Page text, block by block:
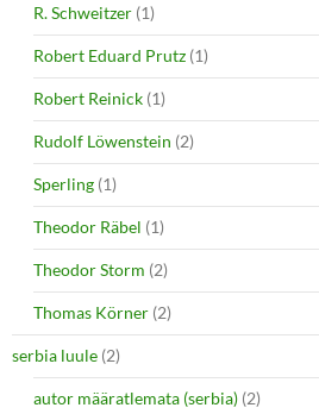
R. Schweitzer (1)
Robert Eduard Prutz (1)
Robert Reinick (1)
Rudolf Löwenstein (2)
Sperling (1)
Theodor Räbel (1)
Theodor Storm (2)
Thomas Körner (2)
serbia luule (2)
autor määratlemata (serbia) (2)